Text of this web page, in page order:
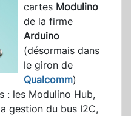
cartes Modulino
de la firme
Arduino
(désormais dans
le giron de
Qualcomm)
: les Modulino Hub,
gestion du bus I2C,